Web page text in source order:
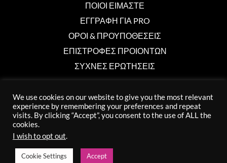
ΠΟΙΟΙ ΕΙΜΑΣΤΕ
ΕΓΓΡΑΦΗ ΓΙΑ PRO
ΟΡΟΙ & ΠΡΟΥΠΟΘΕΣΕΙΣ
ΕΠΙΣΤΡΟΦΕΣ ΠΡΟΙΟΝΤΩΝ
ΣΥΧΝΕΣ ΕΡΩΤΗΣΕΙΣ
Επικοινωνία
We use cookies on our website to give you the most relevant
experience by remembering your preferences and repeat
visits. By clicking “Accept”, you consent to the use of ALL the
cookies.
I wish to opt out.
Cookie Settings Accept